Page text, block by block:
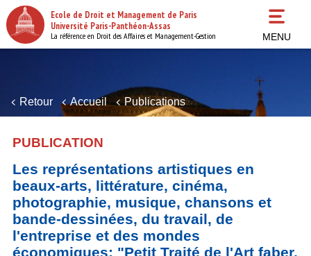
Aller
au
contenu
principal
Ecole de Droit et Management de Paris
Université Paris-Panthéon-Assas
La référence en Droit des Affaires et Management-Gestion MENU
Retour Accueil Publications
PUBLICATION
Les représentations artistiques en
beaux-arts, littérature, cinéma,
photographie, musique, chansons et
bande-dessinées, du travail, de
l'entreprise et des mondes
économiques: "Petit Traité de l'Art faber,